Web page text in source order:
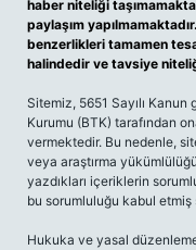
haber niteliği
paylaşım
benzerlikleri tamamen
halindedir ve tavsiye
Sitemiz, 5651 Sayılı
Kurumu (BTK) tarafından
vermektedir. Bu nedenle,
veya araştırma
yazdıkları içeriklerin
bu sorumluluğu kabul etmiş
Hukuka ve yasal